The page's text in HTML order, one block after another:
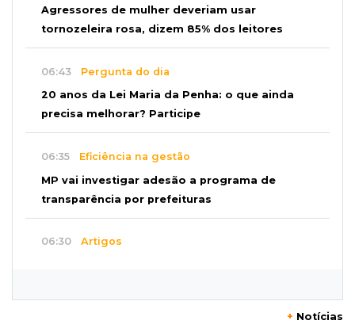
Agressores de mulher deveriam usar
tornozeleira rosa, dizem 85% dos leitores
06:43 Pergunta do dia
20 anos da Lei Maria da Penha: o que ainda
precisa melhorar? Participe
06:35 Eficiência na gestão
MP vai investigar adesão a programa de
transparência por prefeituras
06:30 Artigos
+ Notícias